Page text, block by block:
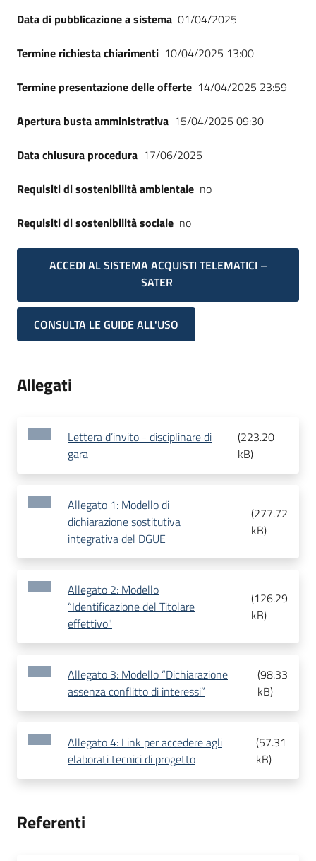
Data di pubblicazione a sistema 01/04/2025
Termine richiesta chiarimenti 10/04/2025 13:00
Termine presentazione delle offerte 14/04/2025 23:59
Apertura busta amministrativa 15/04/2025 09:30
Data chiusura procedura 17/06/2025
Requisiti di sostenibilità ambientale no
Requisiti di sostenibilità sociale no
ACCEDI AL SISTEMA ACQUISTI TELEMATICI –
SATER
CONSULTA LE GUIDE ALL'USO
Allegati
Lettera d’invito - disciplinare di
gara
(223.20
kB)
Allegato 1: Modello di
dichiarazione sostitutiva
integrativa del DGUE
(277.72
kB)
Allegato 2: Modello
“Identificazione del Titolare
effettivo"
(126.29
kB)
Allegato 3: Modello “Dichiarazione
assenza conflitto di interessi”
(98.33
kB)
Allegato 4: Link per accedere agli
elaborati tecnici di progetto
(57.31
kB)
Referenti